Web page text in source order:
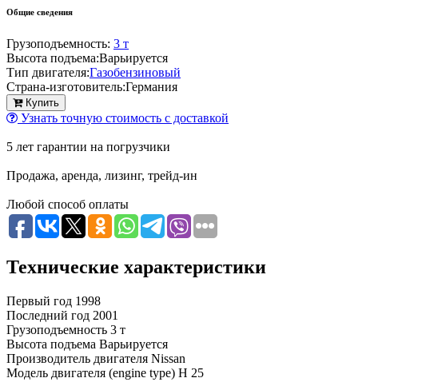
Общие сведения
Грузоподъемность: 3 т
Высота подъема:Варьируется
Тип двигателя:Газобензиновый
Страна-изготовитель:Германия
Купить
Узнать точную стоимость с доставкой
5 лет гарантии на погрузчики
Продажа, аренда, лизинг, трейд-ин
Любой способ оплаты
Технические характеристики
Первый год 1998
Последний год 2001
Грузоподъемность 3 т
Высота подъема Варьируется
Производитель двигателя Nissan
Модель двигателя (engine type) H 25